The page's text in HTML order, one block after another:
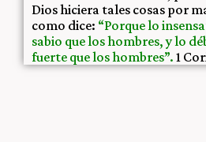
Dios hiciera tales cosas por
como dice: “Porque lo
sabio que los hombres, y lo
fuerte que los hombres”. 1